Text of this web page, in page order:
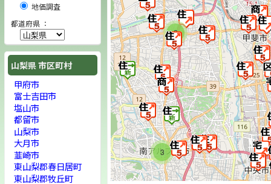
3
2
地価調査
都道府県 ：
山梨県 市区町村
甲府市
富士吉田市
塩山市
都留市
山梨市
大月市
韮崎市
東山梨郡春日居町
東山梨郡牧丘町